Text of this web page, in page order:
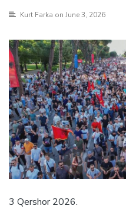
Kurt Farka on June 3, 2026
3 Qershor 2026.